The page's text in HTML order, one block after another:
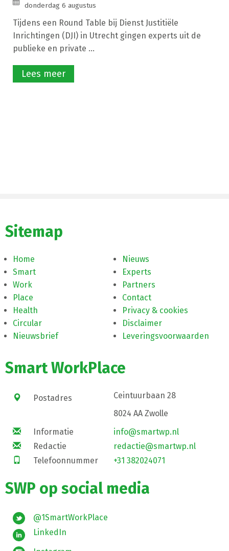
donderdag 6 augustus
Tijdens een Round Table bij Dienst Justitiële
Inrichtingen (DJI) in Utrecht gingen experts uit de
publieke en private ...
Lees meer
Sitemap
Home
Smart
Work
Place
Health
Circular
Nieuwsbrief
Nieuws
Experts
Partners
Contact
Privacy & cookies
Disclaimer
Leveringsvoorwaarden
Smart WorkPlace
Postadres
Ceintuurbaan 28
8024 AA Zwolle
Informatie
info@smartwp.nl
Redactie
redactie@smartwp.nl
Telefoonnummer
+31 382024071
SWP op social media
@1SmartWorkPlace
LinkedIn